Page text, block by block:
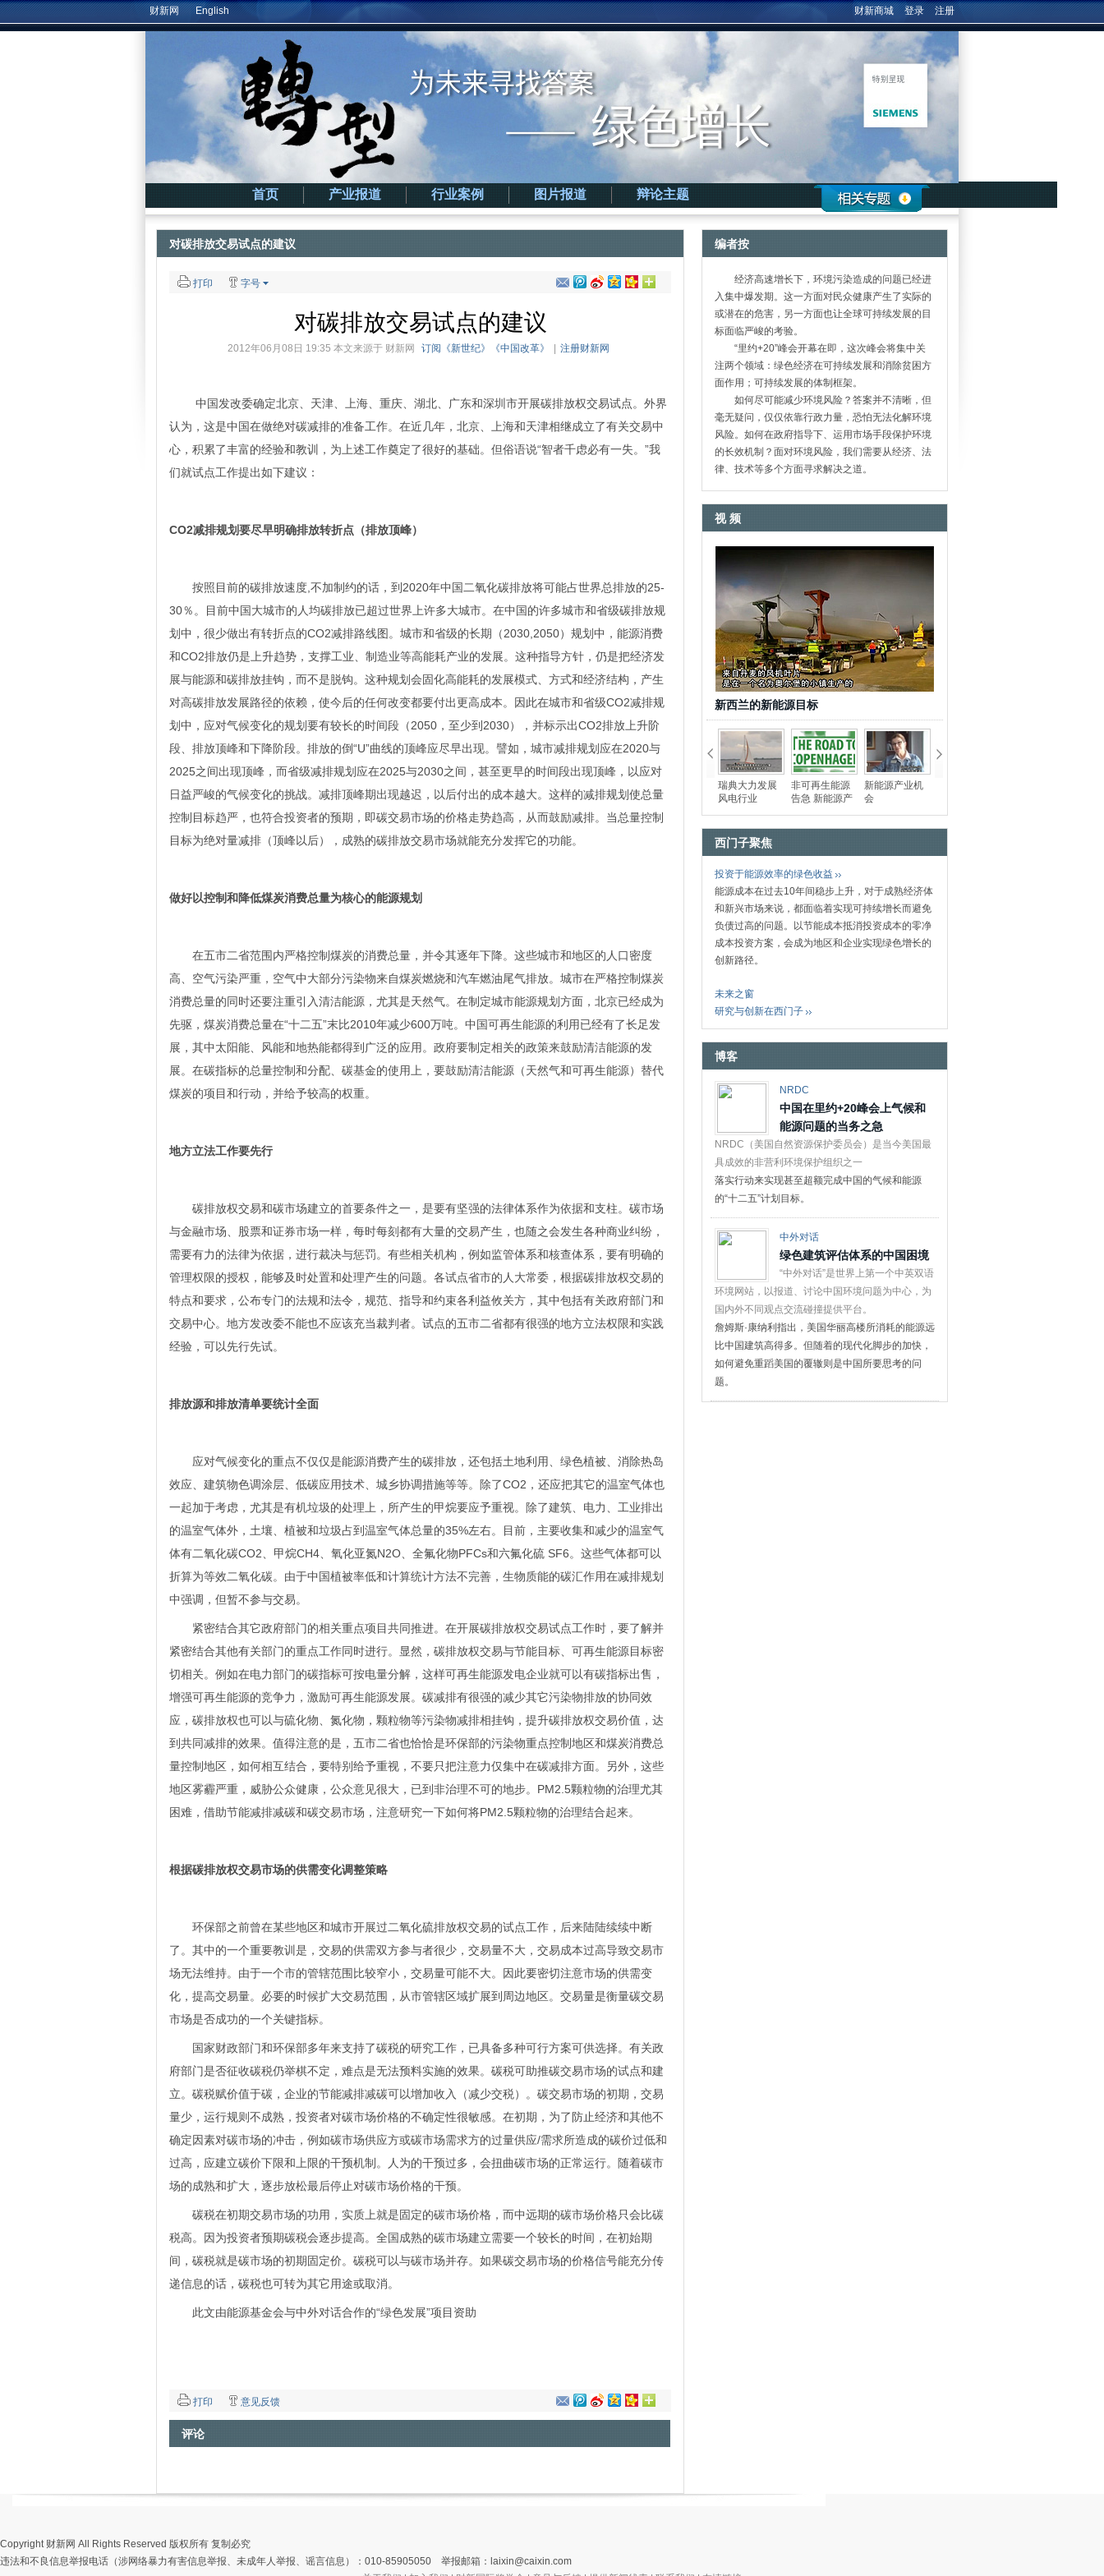
财新网 English 财新商城 登录 注册
首页 产业报道 行业案例 图片报道 辩论主题
对碳排放交易试点的建议
打印 字号
对碳排放交易试点的建议
2012年06月08日 19:35 本文来源于 财新网 订阅《新世纪》《中国改革》 注册财新网
中国发改委确定北京、天津、上海、重庆、湖北、广东和深圳市开展碳排放权交易试点。外界
认为，这是中国在做绝对碳减排的准备工作。在近几年，北京、上海和天津相继成立了有关交易中
心，积累了丰富的经验和教训，为上述工作奠定了很好的基础。但俗语说“智者千虑必有一失。”我
们就试点工作提出如下建议：
CO2减排规划要尽早明确排放转折点（排放顶峰）
按照目前的碳排放速度,不加制约的话，到2020年中国二氧化碳排放将可能占世界总排放的25-
30％。目前中国大城市的人均碳排放已超过世界上许多大城市。在中国的许多城市和省级碳排放规
划中，很少做出有转折点的CO2减排路线图。城市和省级的长期（2030,2050）规划中，能源消费
和CO2排放仍是上升趋势，支撑工业、制造业等高能耗产业的发展。这种指导方针，仍是把经济发
展与能源和碳排放挂钩，而不是脱钩。这种规划会固化高能耗的发展模式、方式和经济结构，产生
对高碳排放发展路径的依赖，使今后的任何改变都要付出更高成本。因此在城市和省级CO2减排规
划中，应对气候变化的规划要有较长的时间段（2050，至少到2030），并标示出CO2排放上升阶
段、排放顶峰和下降阶段。排放的倒“U”曲线的顶峰应尽早出现。譬如，城市减排规划应在2020与
2025之间出现顶峰，而省级减排规划应在2025与2030之间，甚至更早的时间段出现顶峰，以应对
日益严峻的气候变化的挑战。减排顶峰期出现越迟，以后付出的成本越大。这样的减排规划使总量
控制目标趋严，也符合投资者的预期，即碳交易市场的价格走势趋高，从而鼓励减排。当总量控制
目标为绝对量减排（顶峰以后），成熟的碳排放交易市场就能充分发挥它的功能。
做好以控制和降低煤炭消费总量为核心的能源规划
在五市二省范围内严格控制煤炭的消费总量，并令其逐年下降。这些城市和地区的人口密度
高、空气污染严重，空气中大部分污染物来自煤炭燃烧和汽车燃油尾气排放。城市在严格控制煤炭
消费总量的同时还要注重引入清洁能源，尤其是天然气。在制定城市能源规划方面，北京已经成为
先驱，煤炭消费总量在“十二五”末比2010年减少600万吨。中国可再生能源的利用已经有了长足发
展，其中太阳能、风能和地热能都得到广泛的应用。政府要制定相关的政策来鼓励清洁能源的发
展。在碳指标的总量控制和分配、碳基金的使用上，要鼓励清洁能源（天然气和可再生能源）替代
煤炭的项目和行动，并给予较高的权重。
地方立法工作要先行
碳排放权交易和碳市场建立的首要条件之一，是要有坚强的法律体系作为依据和支柱。碳市场
与金融市场、股票和证券市场一样，每时每刻都有大量的交易产生，也随之会发生各种商业纠纷，
需要有力的法律为依据，进行裁决与惩罚。有些相关机构，例如监管体系和核查体系，要有明确的
管理权限的授权，能够及时处置和处理产生的问题。各试点省市的人大常委，根据碳排放权交易的
特点和要求，公布专门的法规和法令，规范、指导和约束各利益攸关方，其中包括有关政府部门和
交易中心。地方发改委不能也不应该充当裁判者。试点的五市二省都有很强的地方立法权限和实践
经验，可以先行先试。
排放源和排放清单要统计全面
应对气候变化的重点不仅仅是能源消费产生的碳排放，还包括土地利用、绿色植被、消除热岛
效应、建筑物色调涂层、低碳应用技术、城乡协调措施等等。除了CO2，还应把其它的温室气体也
一起加于考虑，尤其是有机垃圾的处理上，所产生的甲烷要应予重视。除了建筑、电力、工业排出
的温室气体外，土壤、植被和垃圾占到温室气体总量的35%左右。目前，主要收集和减少的温室气
体有二氧化碳CO2、甲烷CH4、氧化亚氮N2O、全氟化物PFCs和六氟化硫 SF6。这些气体都可以
折算为等效二氧化碳。由于中国植被率低和计算统计方法不完善，生物质能的碳汇作用在减排规划
中强调，但暂不参与交易。
紧密结合其它政府部门的相关重点项目共同推进。在开展碳排放权交易试点工作时，要了解并
紧密结合其他有关部门的重点工作同时进行。显然，碳排放权交易与节能目标、可再生能源目标密
切相关。例如在电力部门的碳指标可按电量分解，这样可再生能源发电企业就可以有碳指标出售，
增强可再生能源的竞争力，激励可再生能源发展。碳减排有很强的减少其它污染物排放的协同效
应，碳排放权也可以与硫化物、氮化物，颗粒物等污染物减排相挂钩，提升碳排放权交易价值，达
到共同减排的效果。值得注意的是，五市二省也恰恰是环保部的污染物重点控制地区和煤炭消费总
量控制地区，如何相互结合，要特别给予重视，不要只把注意力仅集中在碳减排方面。另外，这些
地区雾霾严重，威胁公众健康，公众意见很大，已到非治理不可的地步。PM2.5颗粒物的治理尤其
困难，借助节能减排减碳和碳交易市场，注意研究一下如何将PM2.5颗粒物的治理结合起来。
根据碳排放权交易市场的供需变化调整策略
环保部之前曾在某些地区和城市开展过二氧化硫排放权交易的试点工作，后来陆陆续续中断
了。其中的一个重要教训是，交易的供需双方参与者很少，交易量不大，交易成本过高导致交易市
场无法维持。由于一个市的管辖范围比较窄小，交易量可能不大。因此要密切注意市场的供需变
化，提高交易量。必要的时候扩大交易范围，从市管辖区域扩展到周边地区。交易量是衡量碳交易
市场是否成功的一个关键指标。
国家财政部门和环保部多年来支持了碳税的研究工作，已具备多种可行方案可供选择。有关政
府部门是否征收碳税仍举棋不定，难点是无法预料实施的效果。碳税可助推碳交易市场的试点和建
立。碳税赋价值于碳，企业的节能减排减碳可以增加收入（减少交税）。碳交易市场的初期，交易
量少，运行规则不成熟，投资者对碳市场价格的不确定性很敏感。在初期，为了防止经济和其他不
确定因素对碳市场的冲击，例如碳市场供应方或碳市场需求方的过量供应/需求所造成的碳价过低和
过高，应建立碳价下限和上限的干预机制。人为的干预过多，会扭曲碳市场的正常运行。随着碳市
场的成熟和扩大，逐步放松最后停止对碳市场价格的干预。
碳税在初期交易市场的功用，实质上就是固定的碳市场价格，而中远期的碳市场价格只会比碳
税高。因为投资者预期碳税会逐步提高。全国成熟的碳市场建立需要一个较长的时间，在初始期
间，碳税就是碳市场的初期固定价。碳税可以与碳市场并存。如果碳交易市场的价格信号能充分传
递信息的话，碳税也可转为其它用途或取消。
此文由能源基金会与中外对话合作的“绿色发展”项目资助
打印 意见反馈
评论
编者按
经济高速增长下，环境污染造成的问题已经进
入集中爆发期。这一方面对民众健康产生了实际的
或潜在的危害，另一方面也让全球可持续发展的目
标面临严峻的考验。
“里约+20”峰会开幕在即，这次峰会将集中关
注两个领域：绿色经济在可持续发展和消除贫困方
面作用；可持续发展的体制框架。
如何尽可能减少环境风险？答案并不清晰，但
毫无疑问，仅仅依靠行政力量，恐怕无法化解环境
风险。如何在政府指导下、运用市场手段保护环境
的长效机制？面对环境风险，我们需要从经济、法
律、技术等多个方面寻求解决之道。
视 频
新西兰的新能源目标
瑞典大力发展
风电行业
非可再生能源
告急 新能源产
新能源产业机
会
西门子聚焦
投资于能源效率的绿色收益
能源成本在过去10年间稳步上升，对于成熟经济体
和新兴市场来说，都面临着实现可持续增长而避免
负债过高的问题。以节能成本抵消投资成本的零净
成本投资方案，会成为地区和企业实现绿色增长的
创新路径。
未来之窗
研究与创新在西门子
博客
NRDC
中国在里约+20峰会上气候和
能源问题的当务之急
NRDC（美国自然资源保护委员会）是当今美国最
具成效的非营利环境保护组织之一
落实行动来实现甚至超额完成中国的气候和能源
的“十二五”计划目标。
中外对话
绿色建筑评估体系的中国困境
“中外对话”是世界上第一个中英双语
环境网站，以报道、讨论中国环境问题为中心，为
国内外不同观点交流碰撞提供平台。
詹姆斯·康纳利指出，美国华丽高楼所消耗的能源远
比中国建筑高得多。但随着的现代化脚步的加快，
如何避免重蹈美国的覆辙则是中国所要思考的问
题。
Copyright 财新网 All Rights Reserved 版权所有 复制必究
违法和不良信息举报电话（涉网络暴力有害信息举报、未成年人举报、谣言信息）：010-85905050 举报邮箱：laixin@caixin.com